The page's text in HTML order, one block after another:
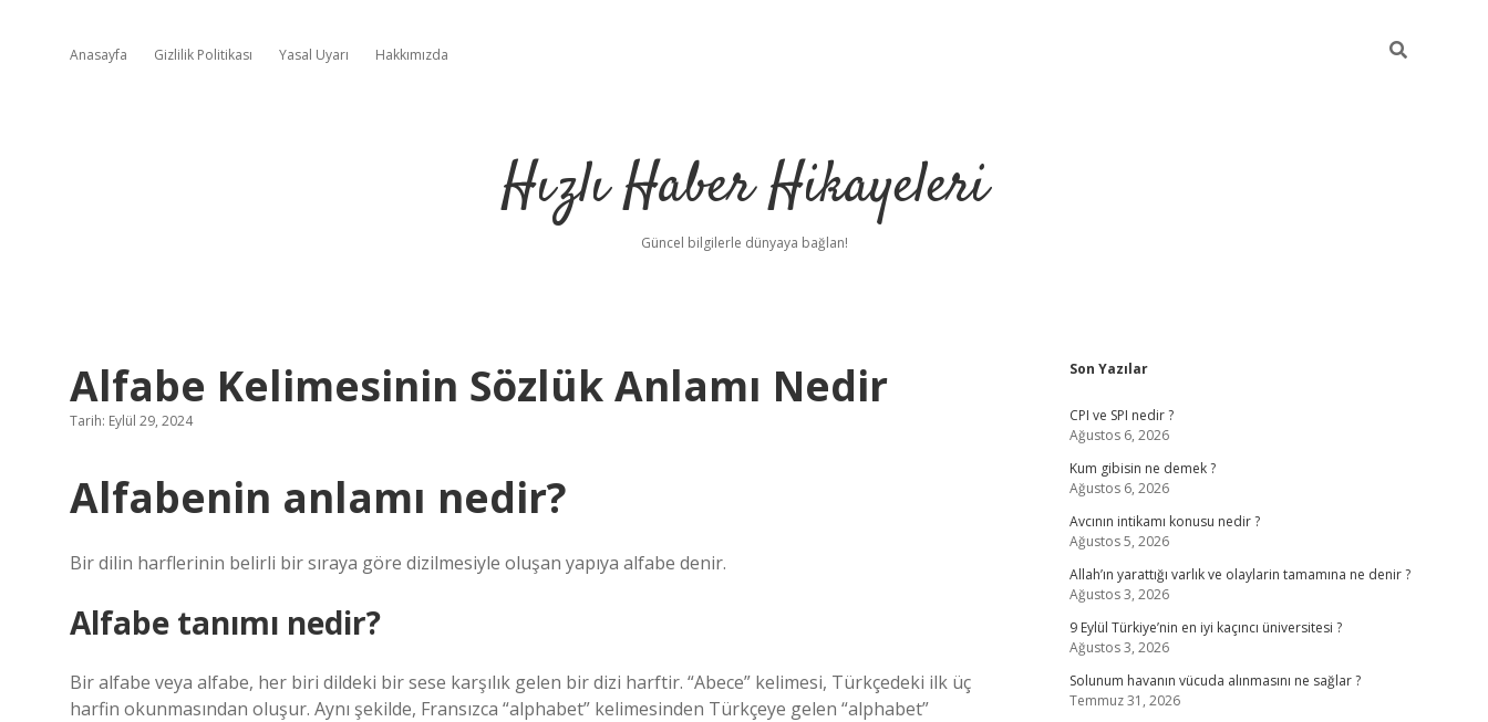
Anasayfa Gizlilik Politikası Yasal Uyarı Hakkımızda
Hızlı Haber Hikayeleri
Güncel bilgilerle dünyaya bağlan!
Alfabe Kelimesinin Sözlük Anlamı Nedir
Tarih: Eylül 29, 2024
Alfabenin anlamı nedir?
Bir dilin harflerinin belirli bir sıraya göre dizilmesiyle oluşan yapıya alfabe denir.
Alfabe tanımı nedir?
Bir alfabe veya alfabe, her biri dildeki bir sese karşılık gelen bir dizi harftir. “Abece” kelimesi, Türkçedeki ilk üç
harfin okunmasından oluşur. Aynı şekilde, Fransızca “alphabet” kelimesinden Türkçeye gelen “alphabet”
Sidebar
Son Yazılar
CPI ve SPI nedir ?
Ağustos 6, 2026
Kum gibisin ne demek ?
Ağustos 6, 2026
Avcının intikamı konusu nedir ?
Ağustos 5, 2026
Allah’ın yarattığı varlık ve olaylarin tamamına ne denir ?
Ağustos 3, 2026
9 Eylül Türkiye’nin en iyi kaçıncı üniversitesi ?
Ağustos 3, 2026
Solunum havanın vücuda alınmasını ne sağlar ?
Temmuz 31, 2026